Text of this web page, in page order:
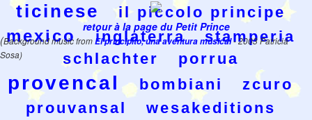
ticinese il piccolo principe
mexico inglaterra
stamperia
schlachter
porrua
provencal bombiani
zcuro
prouvansal
wesakeditions
retour à la page du Petit Prince
(Background music fromEl principito, una aventura musical- 2003 Patricia
Sosa)